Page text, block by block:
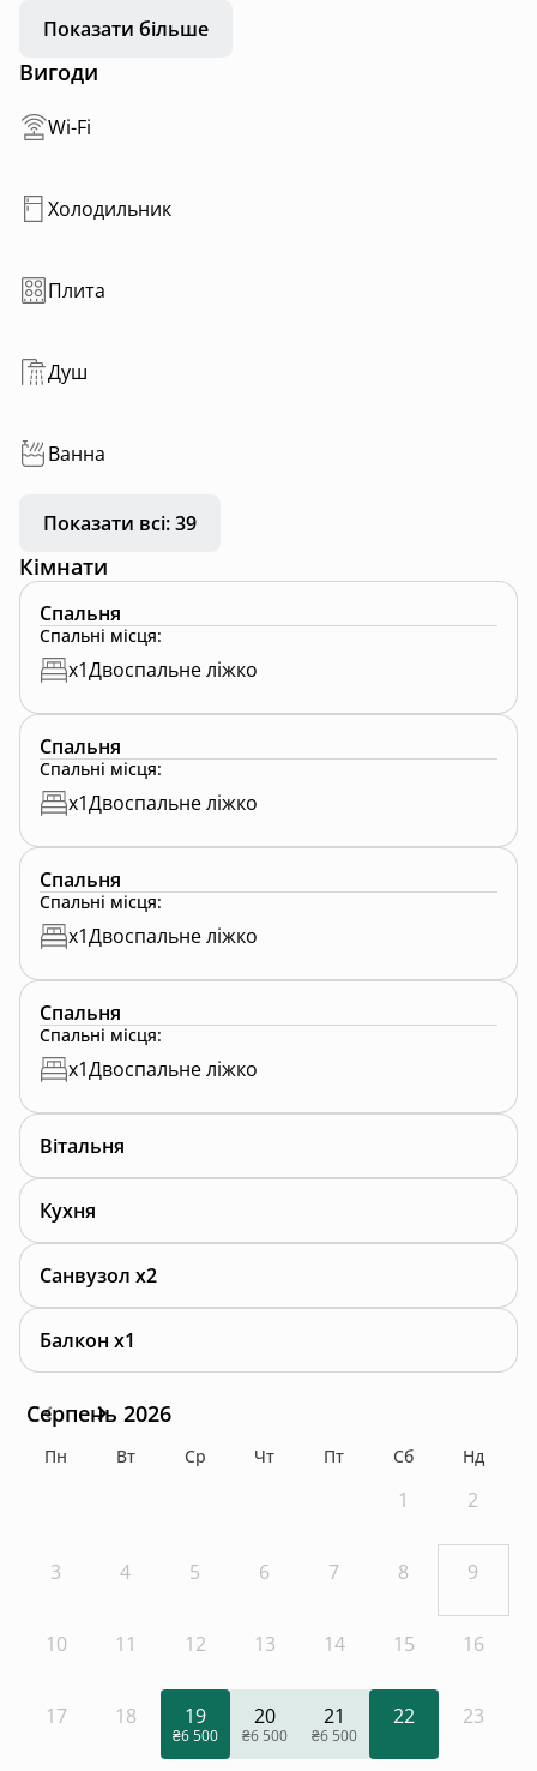
мікрохвильовою, варильною поверхнею, також є
телевізор, простора обідня зона та камін.
На другому поверсі є три окремі спальні, та
Кожна спальня має телевізор.
Показати більше
Вигоди
Wi-Fi
Холодильник
Плита
Душ
Ванна
Показати всі: 39
Кімнати
Спальня
Спальні місця:
x1Двоспальне ліжко
Спальня
Спальні місця:
x1Двоспальне ліжко
Спальня
Спальні місця:
x1Двоспальне ліжко
Спальня
Спальні місця:
x1Двоспальне ліжко
Вітальня
Кухня
Санвузол x2
Балкон x1
Серпень 2026
Пн Вт Ср Чт Пт Сб Нд
1 2
3 4 5 6 7 8 9
10 11 12 13 14 15 16
17 18 19
₴6 500
20
₴6 500
21
₴6 500
22 23